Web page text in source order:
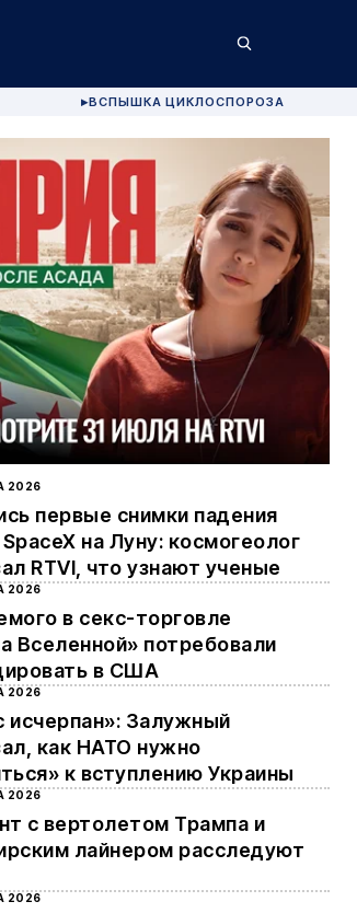
▶ВСПЫШКА ЦИКЛОСПОРОЗА
2026
первые снимки падения
на Луну: космогеолог
RTVI, что узнают ученые
2026
в секс-торговле
Вселенной» потребовали
в США
2026
исчерпан»: Залужный
как НАТО нужно
к вступлению Украины
2026
с вертолетом Трампа и
лайнером расследуют
2026